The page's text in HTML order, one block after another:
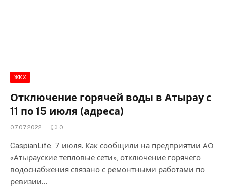
ЖКХ
Отключение горячей воды в Атырау с
11 по 15 июля (адреса)
07.07.2022 0
CaspianLife, 7 июля. Как сообщили на предприятии АО
«Атырауские тепловые сети», отключение горячего
водоснабжения связано с ремонтными работами по
ревизии…